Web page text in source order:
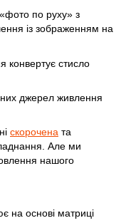
по руху» з
із зображенням на
конвертує стисло
джерел живлення
скорочена та
Але ми
нашого
на основі матриці